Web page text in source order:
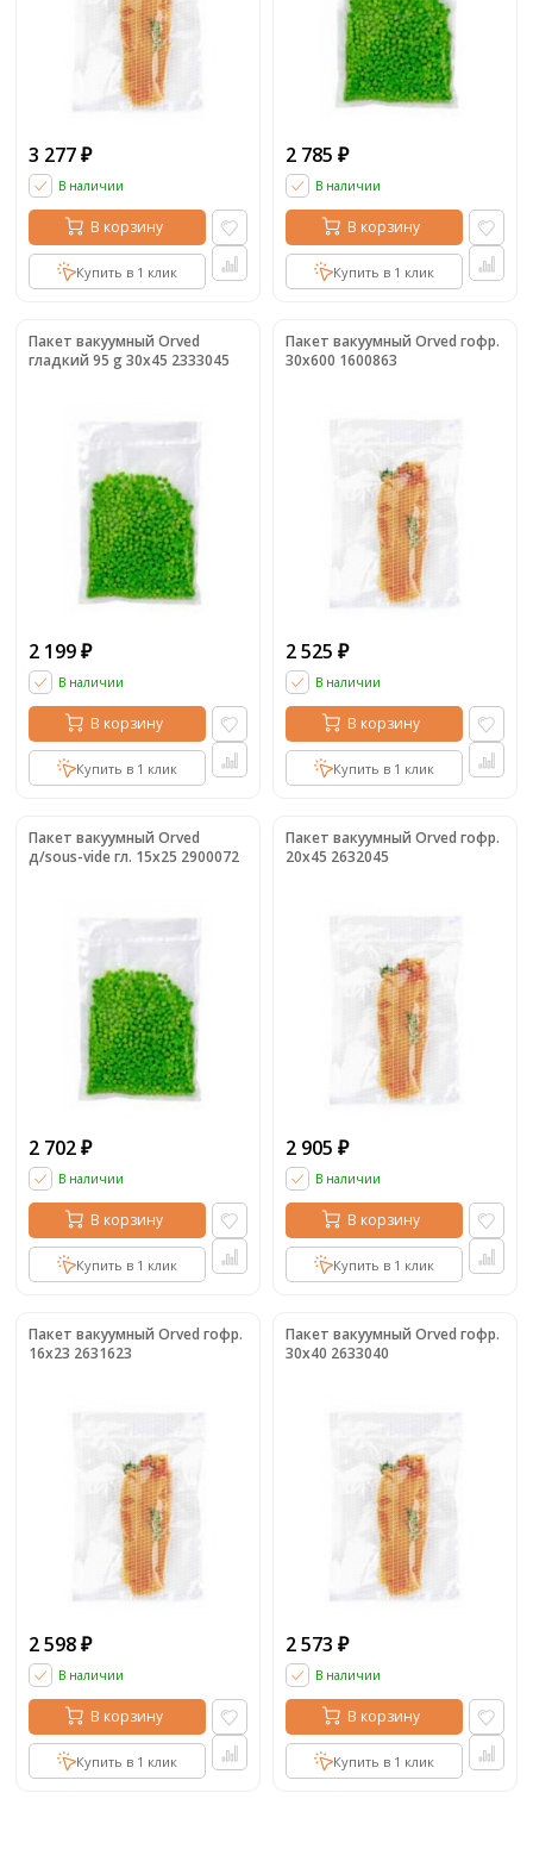
3 277 ₽
В наличии
В корзину
Купить в 1 клик
2 785 ₽
В наличии
В корзину
Купить в 1 клик
Пакет вакуумный Orved
гладкий 95 g 30х45 2333045
2 199 ₽
В наличии
В корзину
Купить в 1 клик
Пакет вакуумный Orved гофр.
30х600 1600863
2 525 ₽
В наличии
В корзину
Купить в 1 клик
Пакет вакуумный Orved
д/sous-vide гл. 15х25 2900072
2 702 ₽
В наличии
В корзину
Купить в 1 клик
Пакет вакуумный Orved гофр.
20х45 2632045
2 905 ₽
В наличии
В корзину
Купить в 1 клик
Пакет вакуумный Orved гофр.
16х23 2631623
2 598 ₽
В наличии
В корзину
Купить в 1 клик
Пакет вакуумный Orved гофр.
30х40 2633040
2 573 ₽
В наличии
В корзину
Купить в 1 клик